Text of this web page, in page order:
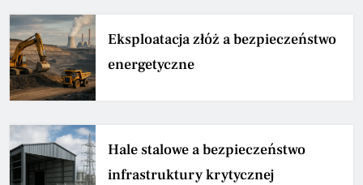
Eksploatacja złóż a bezpieczeństwo
energetyczne
Hale stalowe a bezpieczeństwo
infrastruktury krytycznej